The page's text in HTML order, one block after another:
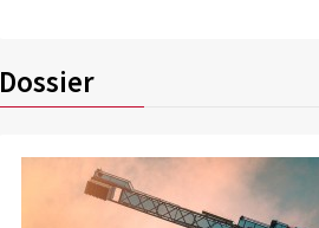
Dossier